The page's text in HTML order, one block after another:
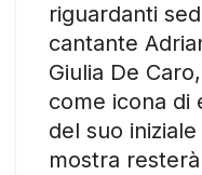
riguardanti
cantante
Giulia De
come icona di
del suo
mostra